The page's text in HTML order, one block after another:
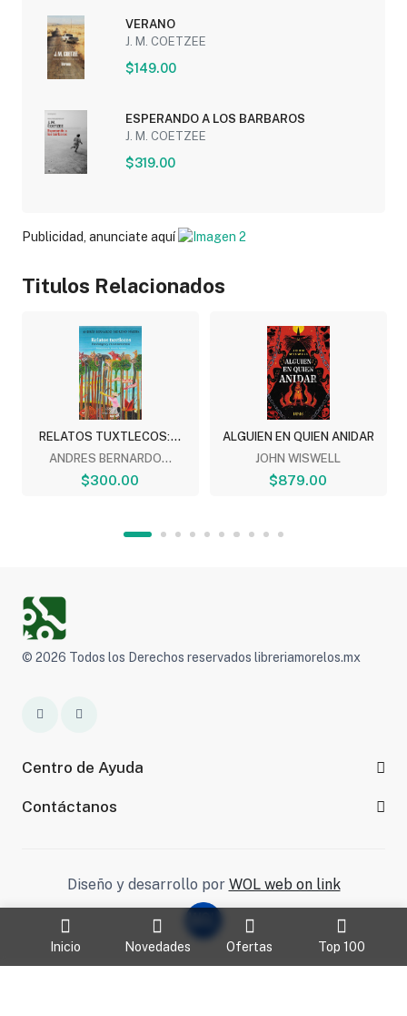
Inicio Novedades Ofertas Top 100
VERANO
J. M. COETZEE
$149.00
ESPERANDO A LOS BARBAROS
J. M. COETZEE
$319.00
Publicidad, anunciate aquí
Titulos Relacionados
RELATOS TUXTLECOS:...
ANDRES BERNARDO...
$300.00
ALGUIEN EN QUIEN ANIDAR
JOHN WISWELL
$879.00
© 2026 Todos los Derechos reservados libreriamorelos.mx
Centro de Ayuda
Contáctanos
Diseño y desarrollo por WOL web on link